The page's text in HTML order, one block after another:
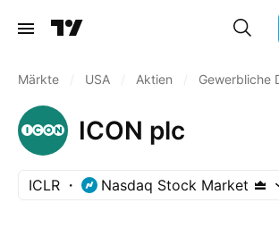
Märkte USA Aktien Gewerbliche
ICON plc
ICLR Nasdaq Stock Market